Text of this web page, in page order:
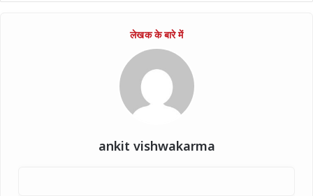
ankit vishwakarma